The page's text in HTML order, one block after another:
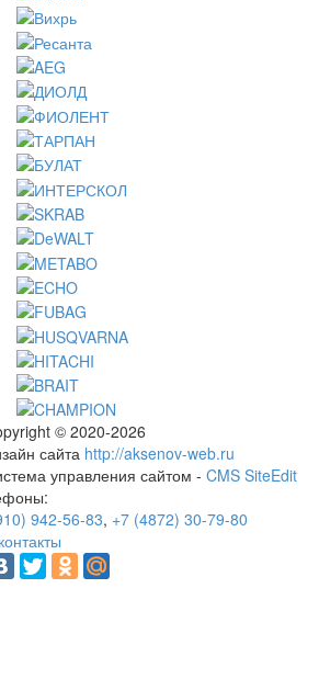
© 2020-2026
сайта http://aksenov-web.ru
управления сайтом - CMS SiteEdit
942-56-83, +7 (4872) 30-79-80